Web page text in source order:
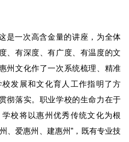
是一次高含金量的讲座，为全体
、有深度、有广度、有温度的文
州文化作了一次系统梳理、精准
发展和文化育人工作指明了方
彻落实。职业学校的生命力在于
校将以惠州优秀传统文化为根
、爱惠州、建惠州”，既有专业技